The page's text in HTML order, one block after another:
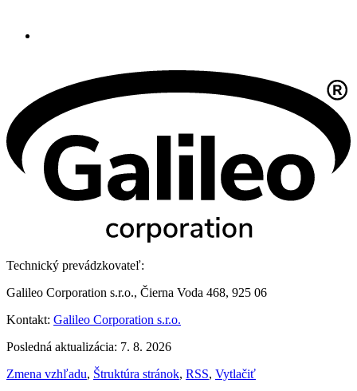
Technický prevádzkovateľ:
Galileo Corporation s.r.o., Čierna Voda 468, 925 06
Kontakt: Galileo Corporation s.r.o.
Posledná aktualizácia: 7. 8. 2026
Zmena vzhľadu, Štruktúra stránok, RSS, Vytlačiť